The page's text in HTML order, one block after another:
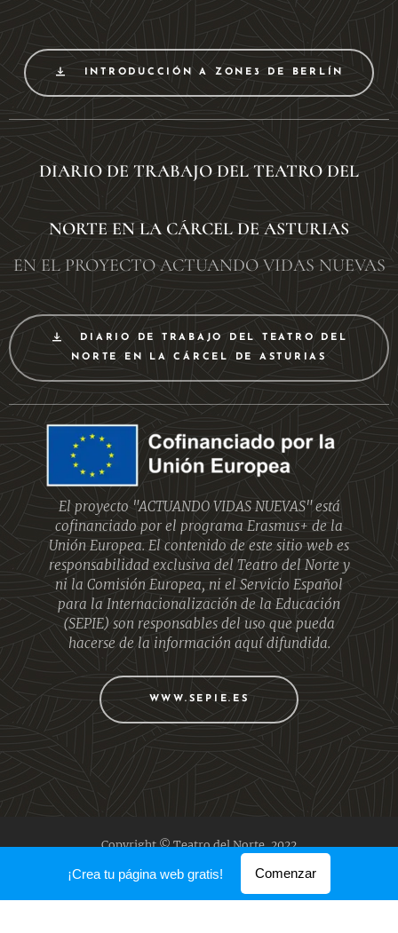
INTRODUCCIÓN A ZONE3 DE BERLÍN
DIARIO DE TRABAJO DEL TEATRO DEL
NORTE EN LA CÁRCEL DE ASTURIAS
EN EL PROYECTO ACTUANDO VIDAS NUEVAS
DIARIO DE TRABAJO DEL TEATRO DEL
NORTE EN LA CÁRCEL DE ASTURIAS
El proyecto "ACTUANDO VIDAS NUEVAS" está
cofinanciado por el programa Erasmus+ de la
Unión Europea. El contenido de este sitio web es
responsabilidad exclusiva del Teatro del Norte y
ni la Comisión Europea, ni el Servicio Español
para la Internacionalización de la Educación
(SEPIE) son responsables del uso que pueda
hacerse de la información aquí difundida.
WWW.SEPIE.ES
Copyright © Teatro del Norte, 2022
Creado conWebnode
¡Crea tu página web gratis! Comenzar